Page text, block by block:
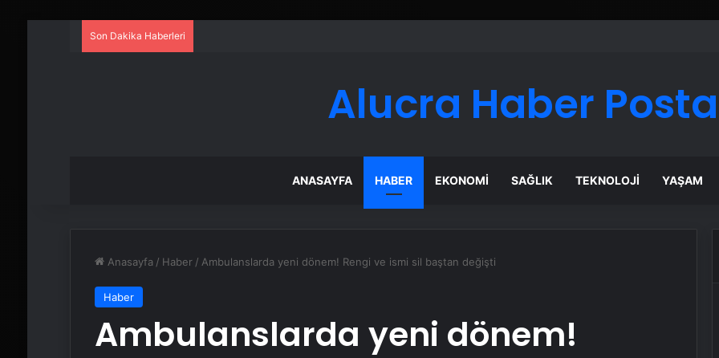
Son Dakika Haberleri
Alucra Haber
ANASAYFA HABER EKONOMI SAĞLIK TEKNOLOJI YAŞAM
Anasayfa / Haber / Ambulanslarda yeni dönem! Rengi ve ismi sil baştan değişti
Haber
Ambulanslarda yeni dönem!